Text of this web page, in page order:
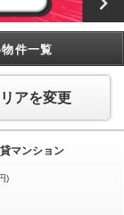
件一覧
アを変更
マンション
)